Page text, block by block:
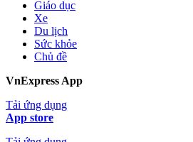
Giáo dục
Xe
Du lịch
Sức khỏe
Chủ đề
VnExpress App
Tải ứng dụng
App store